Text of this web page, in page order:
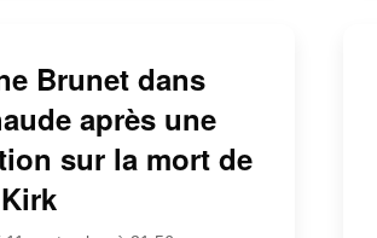
Brunet dans
après une
sur la mort de